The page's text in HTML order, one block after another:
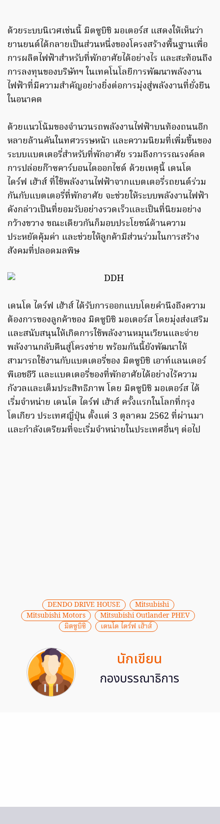
ด้วยระบบนิเวศเช่นนี้ มิตซูบิชิ มอเตอร์ส แสดงให้เห็นว่า
ยานยนต์ได้กลายเป็นส่วนหนึ่งของโครงสร้างพื้นฐานเพื่อ
การผลิตไฟฟ้าสำหรับที่พักอาศัยได้อย่างไร และสะท้อนถึง
การลงทุนของบริษัทฯ ในเทคโนโลยีการพัฒนาพลังงาน
ไฟฟ้าที่มีความสำคัญอย่างยิ่งต่อการมุ่งสู่พลังงานที่ยั่งยืน
ในอนาคต
ด้วยแนวโน้มของจำนวนรถพลังงานไฟฟ้าบนท้องถนนอีก
หลายล้านคันในทศวรรษหน้า และความนิยมที่เพิ่มขึ้นของ
ระบบแบตเตอรี่สำหรับที่พักอาศัย รวมถึงการรณรงค์ลด
การปล่อยก๊าซคาร์บอนไดออกไซด์ ด้วยเหตุนี้ เดนโด
ไดร์ฟ เฮ้าส์ ที่ใช้พลังงานไฟฟ้าจากแบตเตอรี่รถยนต์ร่วม
กันกับแบตเตอรี่ที่พักอาศัย จะช่วยให้ระบบพลังงานไฟฟ้า
ดังกล่าวเป็นที่ยอมรับอย่างรวดเร็วและเป็นที่นิยมอย่าง
กว้างขวาง ขณะเดียวกันก็มอบประโยชน์ด้านความ
ประหยัดคุ้มค่า และช่วยให้ลูกค้ามีส่วนร่วมในการสร้าง
สังคมที่ปลอดมลพิษ
เดนโด ไดร์ฟ เฮ้าส์ ได้รับการออกแบบโดยคำนึงถึงความ
ต้องการของลูกค้าของ มิตซูบิชิ มอเตอร์ส โดยมุ่งส่งเสริม
และสนับสนุนให้เกิดการใช้พลังงานหมุนเวียนและจ่าย
พลังงานกลับคืนสู่โครงข่าย พร้อมกันนี้ยังพัฒนาให้
สามารถใช้งานกับแบตเตอรี่ของ มิตซูบิชิ เอาท์แลนเดอร์
พีเอชอีวี และแบตเตอรี่ของที่พักอาศัยได้อย่างไร้ความ
กังวลและเต็มประสิทธิภาพ โดย มิตซูบิชิ มอเตอร์ส ได้
เริ่มจำหน่าย เดนโด ไดร์ฟ เฮ้าส์ ครั้งแรกในโลกที่กรุง
โตเกียว ประเทศญี่ปุ่น ตั้งแต่ 3 ตุลาคม 2562 ที่ผ่านมา
และกำลังเตรียมที่จะเริ่มจำหน่ายในประเทศอื่นๆ ต่อไป
DENDO DRIVE HOUSE
Mitsubishi
Mitsubishi Motors
Mitsubishi Outlander PHEV
มิตซูบิชิ
เดนโด ไดร์ฟ เฮ้าส์
นักเขียน
กองบรรณาธิการ